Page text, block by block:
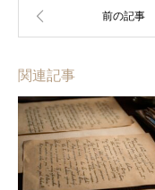
関連記事